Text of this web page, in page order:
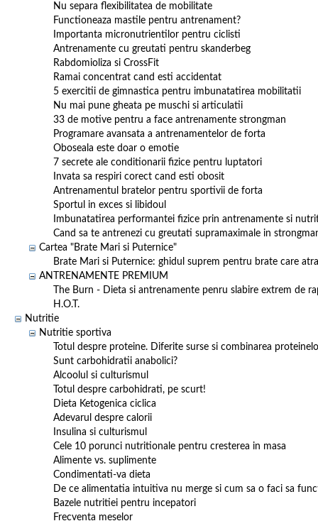
Nu separa flexibilitatea de mobilitate
Functioneaza mastile pentru antrenament?
Importanta micronutrientilor pentru ciclisti
Antrenamente cu greutati pentru skanderbeg
Rabdomioliza si CrossFit
Ramai concentrat cand esti accidentat
5 exercitii de gimnastica pentru imbunatatirea mobilitatii
Nu mai pune gheata pe muschi si articulatii
33 de motive pentru a face antrenamente strongman
Programare avansata a antrenamentelor de forta
Oboseala este doar o emotie
7 secrete ale conditionarii fizice pentru luptatori
Invata sa respiri corect cand esti obosit
Antrenamentul bratelor pentru sportivii de forta
Sportul in exces si libidoul
Imbunatatirea performantei fizice prin antrenamente si
Cand sa te antrenezi cu greutati supramaximale in
Cartea "Brate Mari si Puternice"
Brate Mari si Puternice: ghidul suprem pentru brate care
ANTRENAMENTE PREMIUM
The Burn - Dieta si antrenamente penru slabire extrem de
H.O.T.
Nutritie
Nutritie sportiva
Totul despre proteine. Diferite surse si combinarea
Sunt carbohidratii anabolici?
Alcoolul si culturismul
Totul despre carbohidrati, pe scurt!
Dieta Ketogenica ciclica
Adevarul despre calorii
Insulina si culturismul
Cele 10 porunci nutritionale pentru cresterea in masa
Alimente vs. suplimente
Condimentati-va dieta
De ce alimentatia intuitiva nu merge si cum sa o faci sa
Bazele nutritiei pentru incepatori
Frecventa meselor